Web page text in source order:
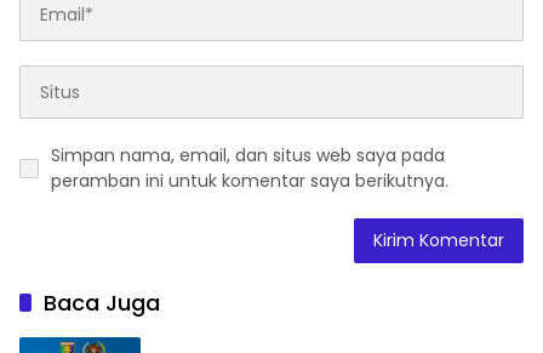
Simpan nama, email, dan situs web saya pada
peramban ini untuk komentar saya berikutnya.
Baca Juga